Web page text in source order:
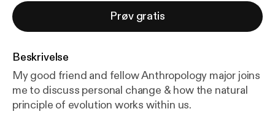
Prøv gratis
Beskrivelse
My good friend and fellow Anthropology major joins
me to discuss personal change & how the natural
principle of evolution works within us.